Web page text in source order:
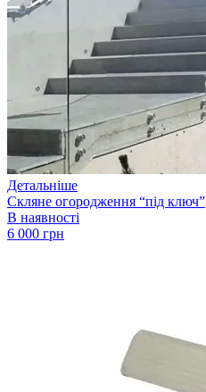
Детальніше
Скляне огородження “під ключ”
В наявності
6 000 грн